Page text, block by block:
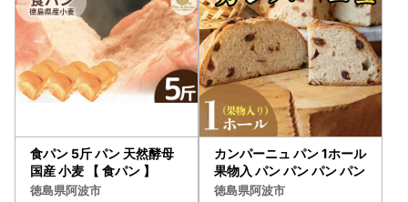
食パン 5斤 パン 天然酵母
国産 小麦 【 食パン 】
徳島県阿波市
カンパーニュ パン 1ホール
果物入 パン パン パン パン
徳島県阿波市